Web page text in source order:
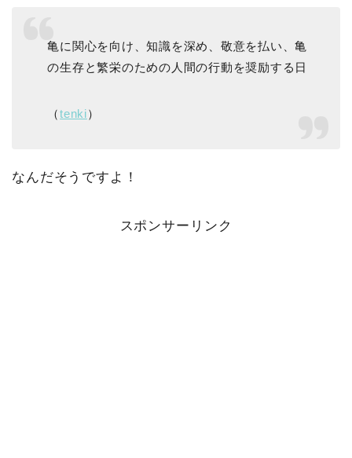
亀に関心を向け、知識を深め、敬意を払い、亀
の生存と繁栄のための人間の行動を奨励する日
（tenki）
なんだそうですよ！
スポンサーリンク